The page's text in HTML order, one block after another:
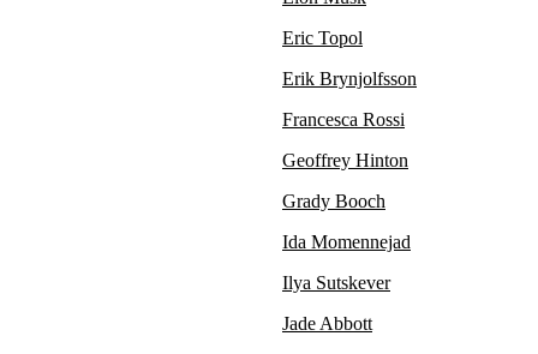
Eric Topol
Erik Brynjolfsson
Francesca Rossi
Geoffrey Hinton
Grady Booch
Ida Momennejad
Ilya Sutskever
Jade Abbott